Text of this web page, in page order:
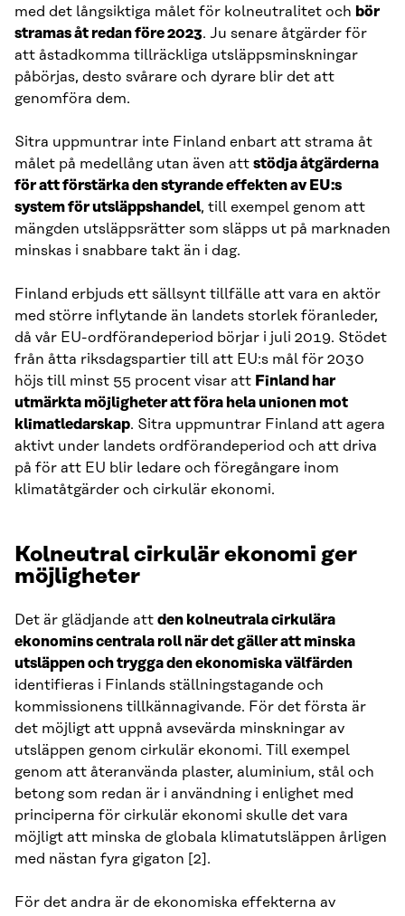
med det långsiktiga målet för kolneutralitet och bör
stramas åt redan före 2023. Ju senare åtgärder för
att åstadkomma tillräckliga utsläppsminskningar
påbörjas, desto svårare och dyrare blir det att
genomföra dem.
Sitra uppmuntrar inte Finland enbart att strama åt
målet på medellång utan även att stödja åtgärderna
för att förstärka den styrande effekten av EU:s
system för utsläppshandel, till exempel genom att
mängden utsläppsrätter som släpps ut på marknaden
minskas i snabbare takt än i dag.
Finland erbjuds ett sällsynt tillfälle att vara en aktör
med större inflytande än landets storlek föranleder,
då vår EU-ordförandeperiod börjar i juli 2019. Stödet
från åtta riksdagspartier till att EU:s mål för 2030
höjs till minst 55 procent visar att Finland har
utmärkta möjligheter att föra hela unionen mot
klimatledarskap. Sitra uppmuntrar Finland att agera
aktivt under landets ordförandeperiod och att driva
på för att EU blir ledare och föregångare inom
klimatåtgärder och cirkulär ekonomi.
Kolneutral cirkulär ekonomi ger
möjligheter
Det är glädjande att den kolneutrala cirkulära
ekonomins centrala roll när det gäller att minska
utsläppen och trygga den ekonomiska välfärden
identifieras i Finlands ställningstagande och
kommissionens tillkännagivande. För det första är
det möjligt att uppnå avsevärda minskningar av
utsläppen genom cirkulär ekonomi. Till exempel
genom att återanvända plaster, aluminium, stål och
betong som redan är i användning i enlighet med
principerna för cirkulär ekonomi skulle det vara
möjligt att minska de globala klimatutsläppen årligen
med nästan fyra gigaton [2].
För det andra är de ekonomiska effekterna av